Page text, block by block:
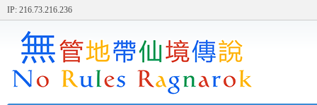
IP: 216.73.216.236